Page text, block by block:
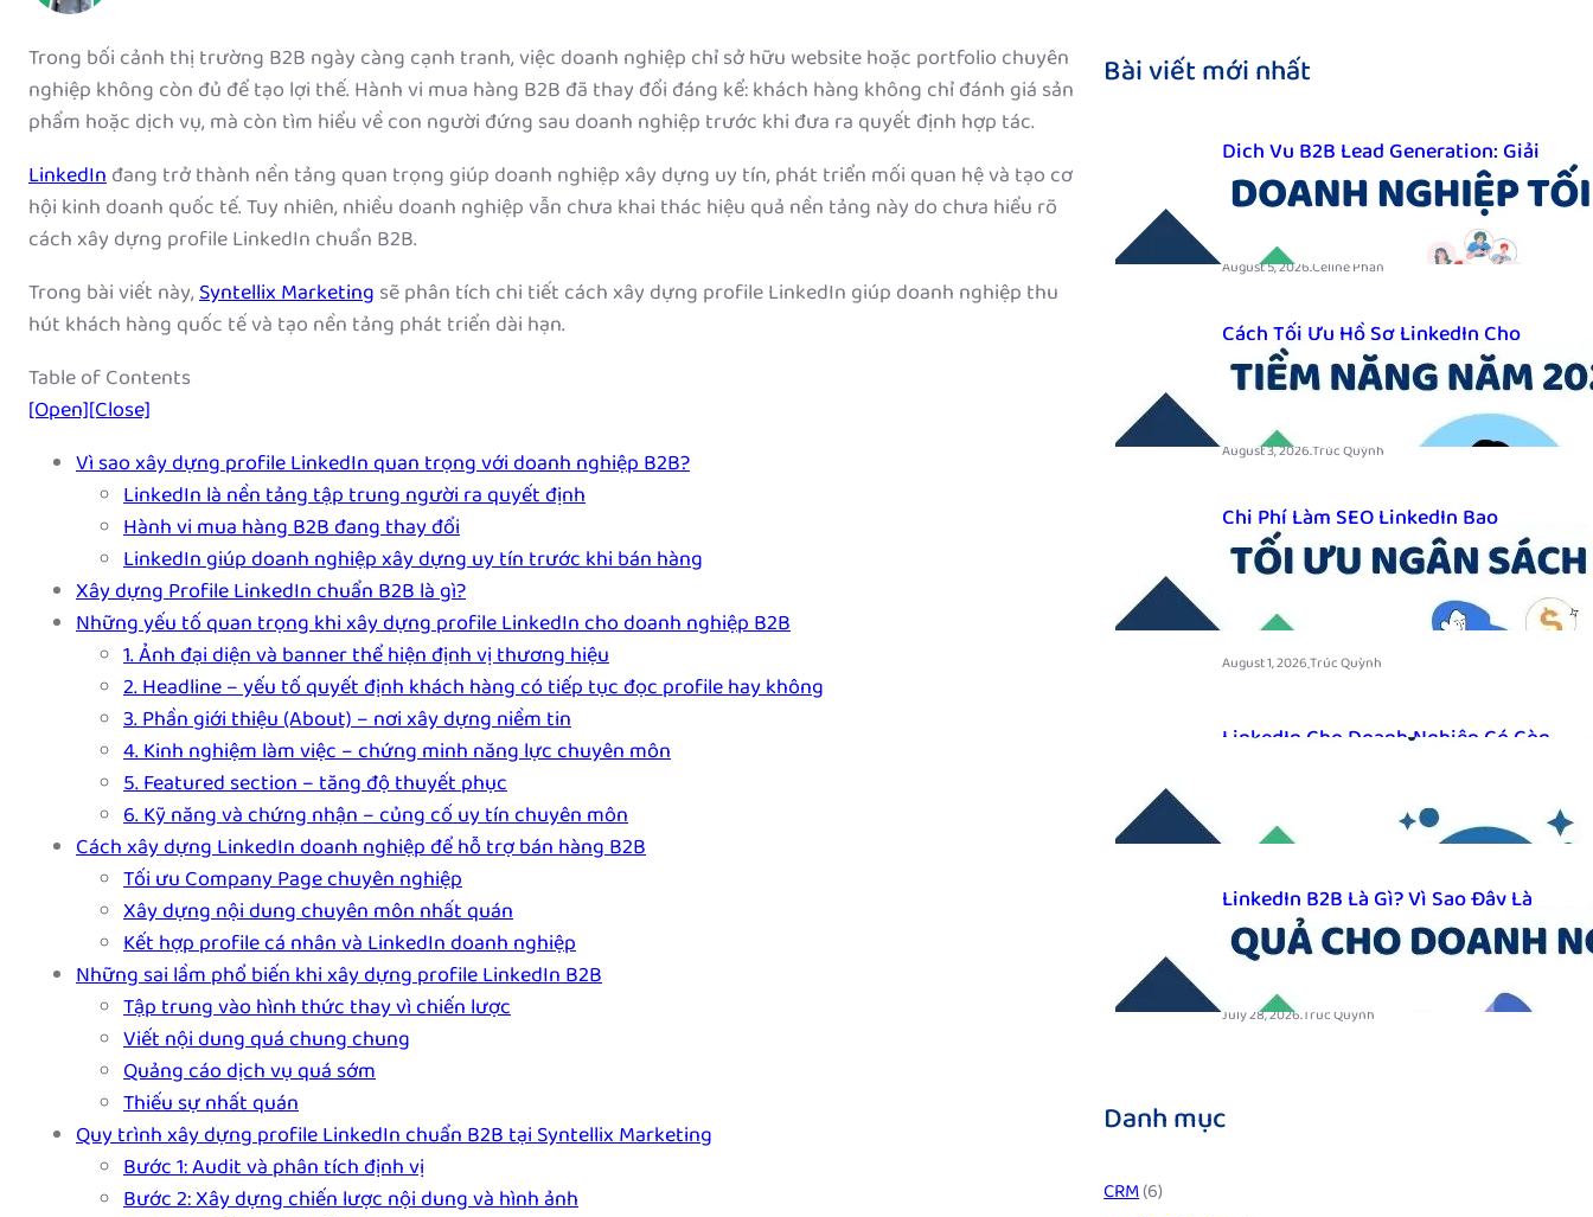
Trong bối cảnh thị trường B2B ngày càng cạnh tranh, việc doanh nghiệp chỉ sở hữu website hoặc portfolio chuyên
nghiệp không còn đủ để tạo lợi thế. Hành vi mua hàng B2B đã thay đổi đáng kể: khách hàng không chỉ đánh giá sản
phẩm hoặc dịch vụ, mà còn tìm hiểu về con người đứng sau doanh nghiệp trước khi đưa ra quyết định hợp tác.
LinkedInđang trở thành nền tảng quan trọng giúp doanh nghiệp xây dựng uy tín, phát triển mối quan hệ và tạo cơ
hội kinh doanh quốc tế. Tuy nhiên, nhiều doanh nghiệp vẫn chưa khai thác hiệu quả nền tảng này do chưa hiểu rõ
cách xây dựng profile LinkedIn chuẩn B2B.
Trong bài viết này,Syntellix Marketing sẽ phân tích chi tiết cách xây dựng profile LinkedIn giúp doanh nghiệp thu
hút khách hàng quốc tế và tạo nền tảng phát triển dài hạn.
Table of Contents
[Open][Close]
Vì sao xây dựng profile LinkedIn quan trọng với doanh nghiệp B2B?
LinkedIn là nền tảng tập trung người ra quyết định
Hành vi mua hàng B2B đang thay đổi
LinkedIn giúp doanh nghiệp xây dựng uy tín trước khi bán hàng
Xây dựng Profile LinkedIn chuẩn B2B là gì?
Những yếu tố quan trọng khi xây dựng profile LinkedIn cho doanh nghiệp B2B
1. Ảnh đại diện và banner thể hiện định vị thương hiệu
2. Headline – yếu tố quyết định khách hàng có tiếp tục đọc profile hay không
3. Phần giới thiệu (About) – nơi xây dựng niềm tin
4. Kinh nghiệm làm việc – chứng minh năng lực chuyên môn
5. Featured section – tăng độ thuyết phục
6. Kỹ năng và chứng nhận – củng cố uy tín chuyên môn
Cách xây dựng LinkedIn doanh nghiệp để hỗ trợ bán hàng B2B
Tối ưu Company Page chuyên nghiệp
Xây dựng nội dung chuyên môn nhất quán
Kết hợp profile cá nhân và LinkedIn doanh nghiệp
Những sai lầm phổ biến khi xây dựng profile LinkedIn B2B
Tập trung vào hình thức thay vì chiến lược
Viết nội dung quá chung chung
Quảng cáo dịch vụ quá sớm
Thiếu sự nhất quán
Quy trình xây dựng profile LinkedIn chuẩn B2B tại Syntellix Marketing
Bước 1: Audit và phân tích định vị
Bước 2: Xây dựng chiến lược nội dung và hình ảnh
Bài viết mới nhất
Dịch Vụ B2B Lead Generation: Giải
Pháp Tìm Kiếm Khách Hàng Doanh
Nghiệp Tối Ưu
August 5, 2026.Celine Phan
Cách Tối Ưu Hồ Sơ LinkedIn Cho
Sales B2B Để Thu Hút Khách Hàng
Tiềm Năng Năm 2026
August 3, 2026.Trúc Quỳnh
Chi Phí Làm SEO LinkedIn Bao
Nhiêu? Những Yếu Tố Ảnh Hưởng
Và Cách Tối Ưu Ngân Sách Năm
August 1, 2026.Trúc Quỳnh
LinkedIn Cho Doanh Nghiệp Có Còn
July 30, 2026
LinkedIn B2B Là Gì? Vì Sao Đây Là
Kênh Tìm Kiếm Khách Hàng Hiệu
Quả Cho Doanh Nghiệp Năm 2026
July 28, 2026.Trúc Quỳnh
Danh mục
CRM(6)